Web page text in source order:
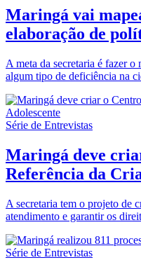
Maringá vai
elaboração de
A meta da secretaria é fazer o
algum tipo de deficiência na
Série de Entrevistas
Maringá deve
Referência da
A secretaria tem o projeto de
atendimento e garantir os
Série de Entrevistas